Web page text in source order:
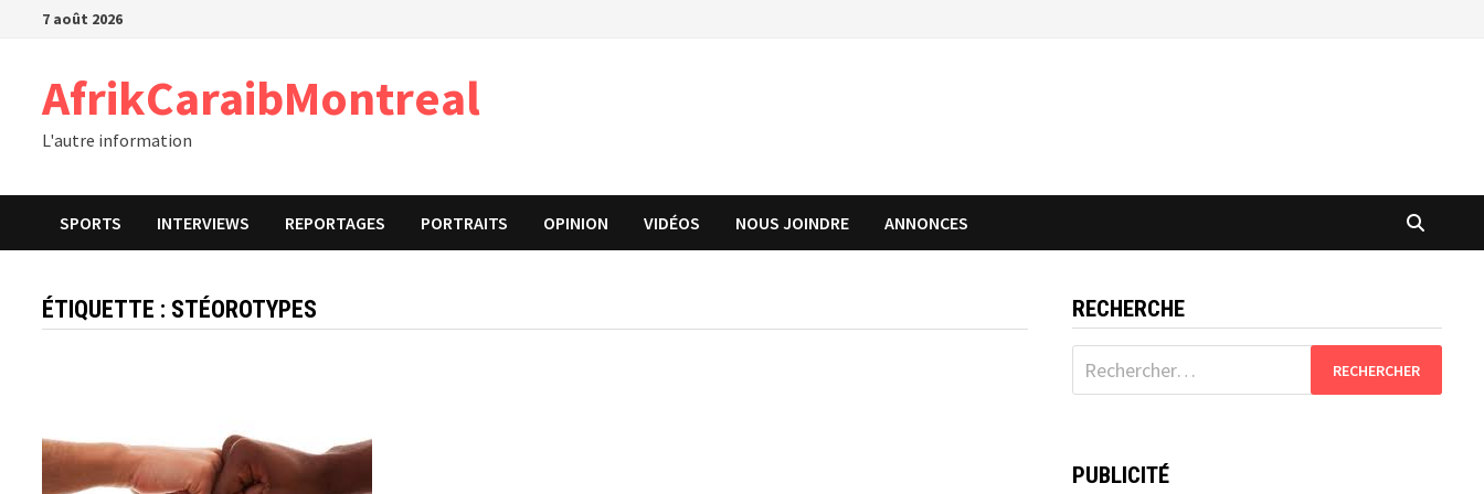
Passer7 août 2026
AfrikCaraibMontreal
L'autre information
SPORTS INTERVIEWS REPORTAGES PORTRAITS OPINION VIDÉOS NOUS JOINDRE ANNONCES
ÉTIQUETTE : STÉOROTYPES RECHERCHE
Rechercher :
PUBLICITÉ